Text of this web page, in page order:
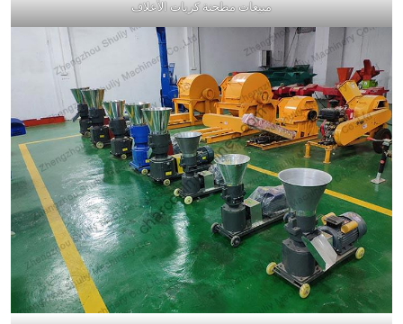
مبيعات مطحنة كريات الأعلاف